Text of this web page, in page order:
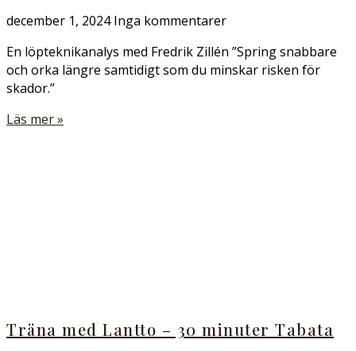
december 1, 2024Inga kommentarer
En löpteknikanalys med Fredrik Zillén ”Spring snabbare
och orka längre samtidigt som du minskar risken för
skador.”
Läs mer »
Träna med Lantto – 30 minuter Tabata